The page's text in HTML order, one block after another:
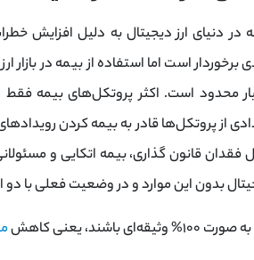
در دنیای ارز دیجیتال به دلیل افزایش
برخوردار است اما استفاده از بیمه در
محدود است. اکثر پروتکل‌های بیمه فقط
از پروتکل‌ها قادر به بیمه کردن
فقدان قانون‌ گذاری، بیمه اتکایی و
بدون این موارد و در وضعیت فعلی با دو
به صورت ۱۰۰% وثیقه‌ای باشند، یعنی کاهش